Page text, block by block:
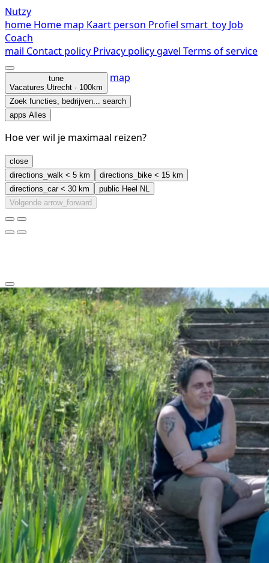
Nutzy
home Home map Kaart person Profiel smart_toy Job
Coach
mail Contact policy Privacy policygavel Terms of service
tune
Vacatures Utrecht · 100km
map
Zoek functies, bedrijven... search
apps Alles
Hoe ver wil je maximaal reizen?
close
directions_walk < 5 km directions_bike < 15 km
directions_car< 30 km public Heel NL
Volgende arrow_forward
clear arrow_back_ios_new
favorite
share